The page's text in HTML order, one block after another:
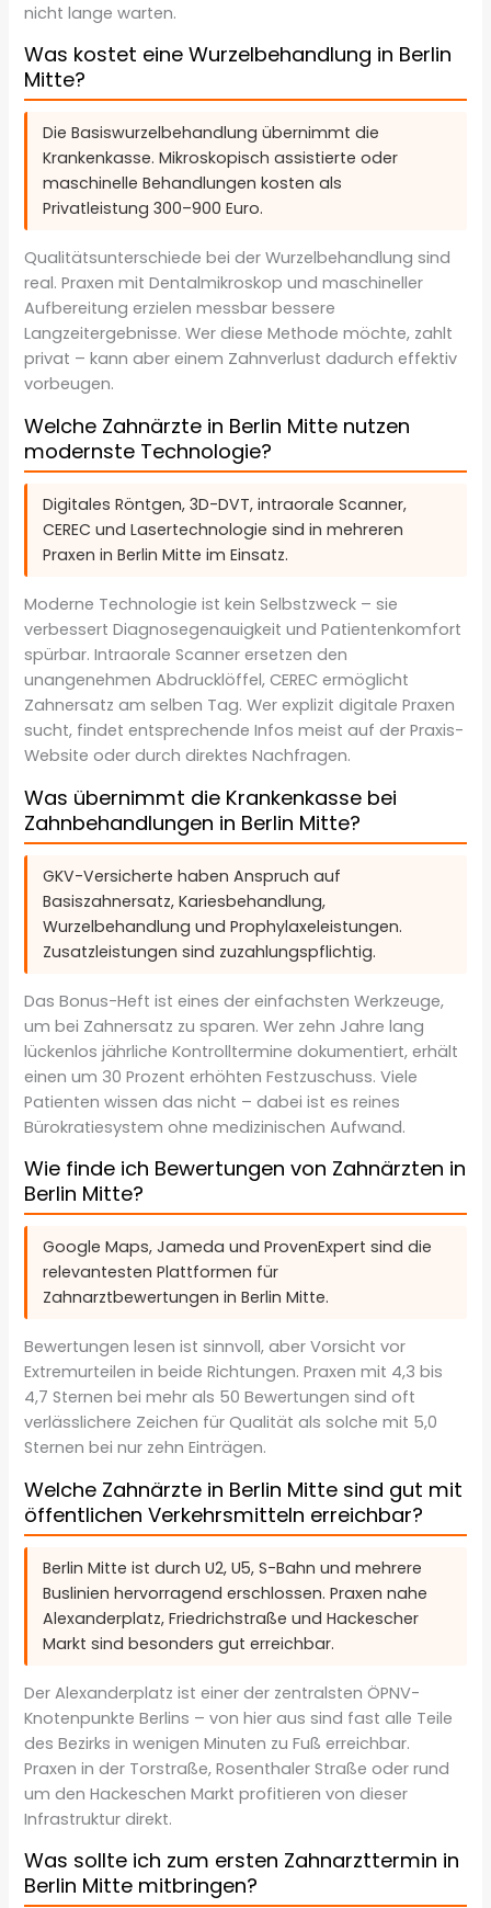
nicht lange warten.
Was kostet eine Wurzelbehandlung in Berlin
Mitte?
Die Basiswurzelbehandlung übernimmt die
Krankenkasse. Mikroskopisch assistierte oder
maschinelle Behandlungen kosten als
Privatleistung 300–900 Euro.
Qualitätsunterschiede bei der Wurzelbehandlung sind
real. Praxen mit Dentalmikroskop und maschineller
Aufbereitung erzielen messbar bessere
Langzeitergebnisse. Wer diese Methode möchte, zahlt
privat – kann aber einem Zahnverlust dadurch effektiv
vorbeugen.
Welche Zahnärzte in Berlin Mitte nutzen
modernste Technologie?
Digitales Röntgen, 3D-DVT, intraorale Scanner,
CEREC und Lasertechnologie sind in mehreren
Praxen in Berlin Mitte im Einsatz.
Moderne Technologie ist kein Selbstzweck – sie
verbessert Diagnosegenauigkeit und Patientenkomfort
spürbar. Intraorale Scanner ersetzen den
unangenehmen Abdrucklöffel, CEREC ermöglicht
Zahnersatz am selben Tag. Wer explizit digitale Praxen
sucht, findet entsprechende Infos meist auf der Praxis-
Website oder durch direktes Nachfragen.
Was übernimmt die Krankenkasse bei
Zahnbehandlungen in Berlin Mitte?
GKV-Versicherte haben Anspruch auf
Basiszahnersatz, Kariesbehandlung,
Wurzelbehandlung und Prophylaxeleistungen.
Zusatzleistungen sind zuzahlungspflichtig.
Das Bonus-Heft ist eines der einfachsten Werkzeuge,
um bei Zahnersatz zu sparen. Wer zehn Jahre lang
lückenlos jährliche Kontrolltermine dokumentiert, erhält
einen um 30 Prozent erhöhten Festzuschuss. Viele
Patienten wissen das nicht – dabei ist es reines
Bürokratiesystem ohne medizinischen Aufwand.
Wie finde ich Bewertungen von Zahnärzten in
Berlin Mitte?
Google Maps, Jameda und ProvenExpert sind die
relevantesten Plattformen für
Zahnarztbewertungen in Berlin Mitte.
Bewertungen lesen ist sinnvoll, aber Vorsicht vor
Extremurteilen in beide Richtungen. Praxen mit 4,3 bis
4,7 Sternen bei mehr als 50 Bewertungen sind oft
verlässlichere Zeichen für Qualität als solche mit 5,0
Sternen bei nur zehn Einträgen.
Welche Zahnärzte in Berlin Mitte sind gut mit
öffentlichen Verkehrsmitteln erreichbar?
Berlin Mitte ist durch U2, U5, S-Bahn und mehrere
Buslinien hervorragend erschlossen. Praxen nahe
Alexanderplatz, Friedrichstraße und Hackescher
Markt sind besonders gut erreichbar.
Der Alexanderplatz ist einer der zentralsten ÖPNV-
Knotenpunkte Berlins – von hier aus sind fast alle Teile
des Bezirks in wenigen Minuten zu Fuß erreichbar.
Praxen in der Torstraße, Rosenthaler Straße oder rund
um den Hackeschen Markt profitieren von dieser
Infrastruktur direkt.
Was sollte ich zum ersten Zahnarzttermin in
Berlin Mitte mitbringen?